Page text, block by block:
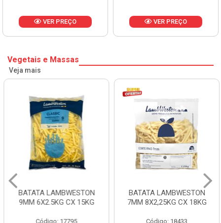
VER PREÇO VER PREÇO
Vegetais e Massas
Veja mais
BATATA LAMBWESTON
9MM 6X2.5KG CX 15KG
Código: 17795
BATATA LAMBWESTON
7MM 8X2,25KG CX 18KG
Código: 18433